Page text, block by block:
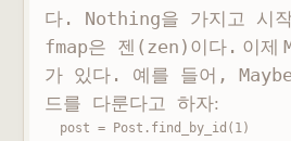
다. Nothing을 가지고 시
fmap은 젠(zen)이다. 이제
가 있다. 예를 들어,
드를 다룬다고 하자:
post = Post.find_by_id(1)